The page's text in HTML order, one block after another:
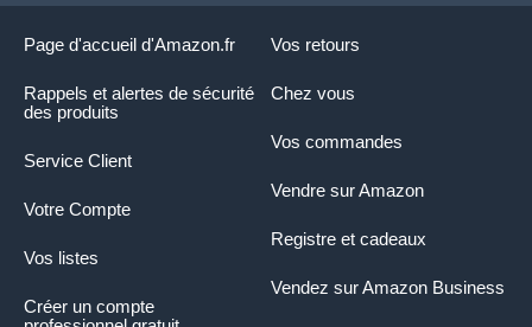
Vos retours
Chez vous
Vos commandes
Vendre sur Amazon
Registre et cadeaux
Vendez sur Amazon Business
Page d'accueil d'Amazon.fr
Rappels et alertes de sécurité
des produits
Service Client
Votre Compte
Vos listes
Créer un compte